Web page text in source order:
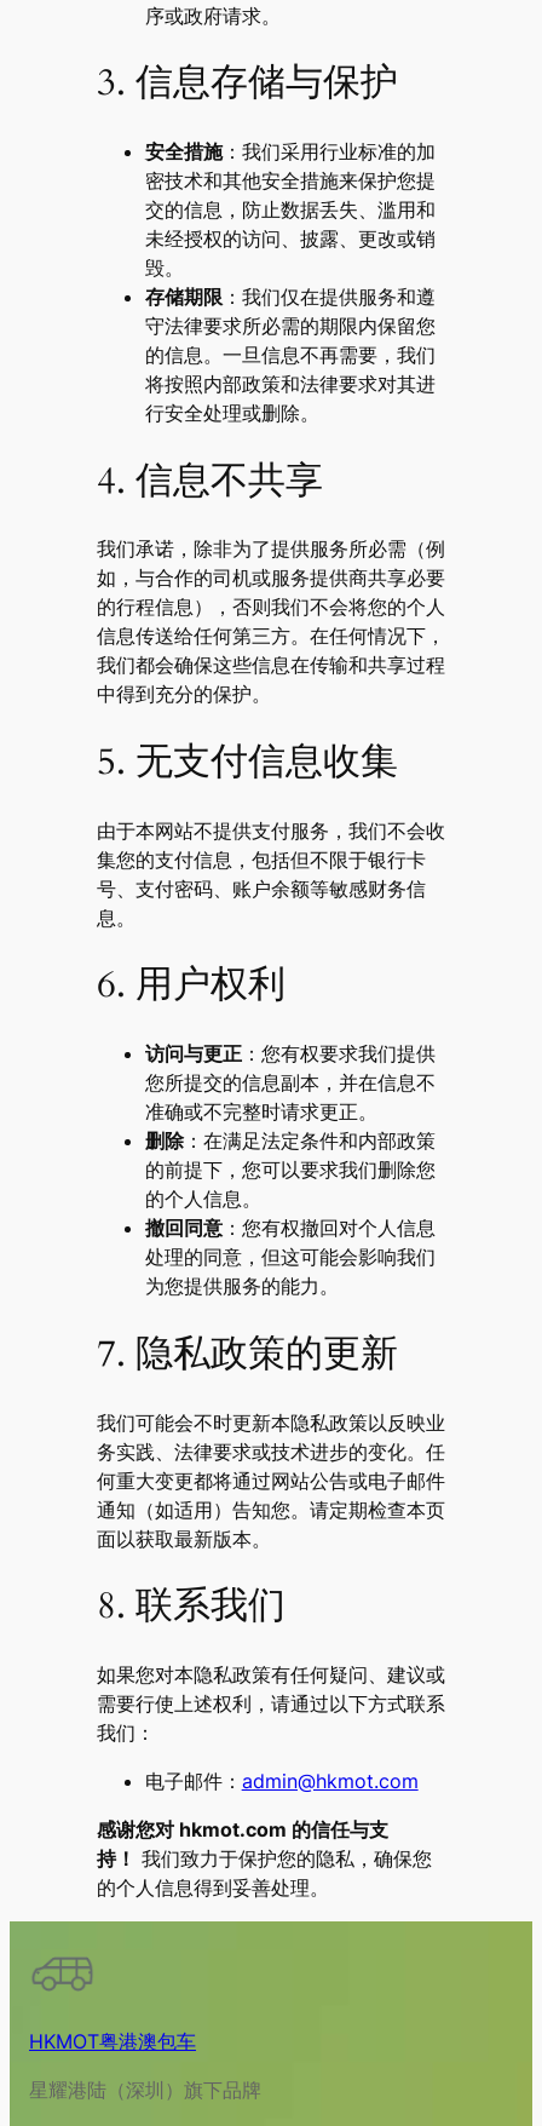
序或政府请求。
3. 信息存储与保护
安全措施：我们采用行业标准的加
密技术和其他安全措施来保护您提
交的信息，防止数据丢失、滥用和
未经授权的访问、披露、更改或销
毁。
存储期限 ：我们仅在提供服务和遵
守法律要求所必需的期限内保留您
的信息。一旦信息不再需要，我们
将按照内部政策和法律要求对其进
行安全处理或删除。
4. 信息不共享
我们承诺，除非为了提供服务所必需（例
如，与合作的司机或服务提供商共享必要
的行程信息），否则我们不会将您的个人
信息传送给任何第三方。在任何情况下，
我们都会确保这些信息在传输和共享过程
中得到充分的保护。
5. 无支付信息收集
由于本网站不提供支付服务，我们不会收
集您的支付信息，包括但不限于银行卡
号、支付密码、账户余额等敏感财务信
息。
6. 用户权利
访问与更正：您有权要求我们提供
您所提交的信息副本，并在信息不
准确或不完整时请求更正。
删除：在满足法定条件和内部政策
的前提下，您可以要求我们删除您
的个人信息。
撤回同意：您有权撤回对个人信息
处理的同意，但这可能会影响我们
为您提供服务的能力。
7. 隐私政策的更新
我们可能会不时更新本隐私政策以反映业
务实践、法律要求或技术进步的变化。任
何重大变更都将通过网站公告或电子邮件
通知（如适用）告知您。请定期检查本页
面以获取最新版本。
8. 联系我们
如果您对本隐私政策有任何疑问、建议或
需要行使上述权利，请通过以下方式联系
我们：
电子邮件： admin@hkmot.com
感谢您对 hkmot.com 的信任与支
持！ 我们致力于保护您的隐私，确保您
的个人信息得到妥善处理。
HKMOT粤港澳包车
星耀港陆（深圳）旗下品牌